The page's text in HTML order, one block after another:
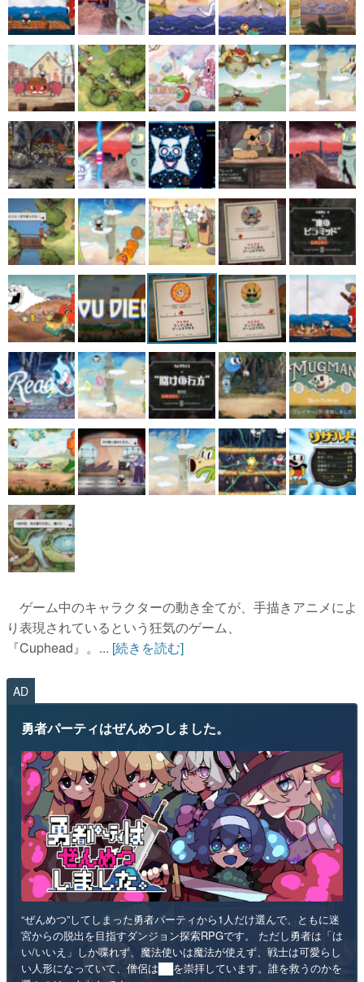
ゲーム中のキャラクターの動き全てが、手描きアニメによ
り表現されているという狂気のゲーム、
『Cuphead』。... [続きを読む]
AD
勇者パーティはぜんめつしました。
“ぜんめつ”してしまった勇者パーティから1人だけ選んで、ともに迷
宮からの脱出を目指すダンジョン探索RPGです。 ただし勇者は「は
い/いいえ」しか喋れず、魔法使いは魔法が使えず、戦士は可愛らし
い人形になっていて、僧侶は██を崇拝しています。誰を救うのかを